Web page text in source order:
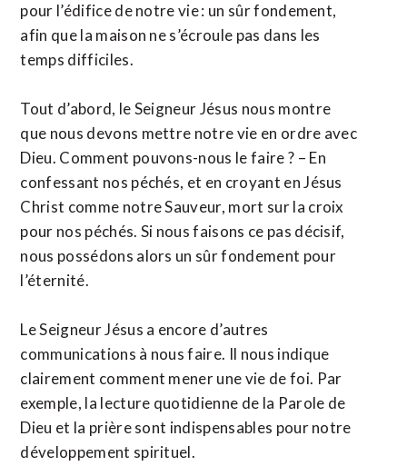
pour l’édifice de notre vie : un sûr fondement,
afin que la maison ne s’écroule pas dans les
temps difficiles.
Tout d’abord, le Seigneur Jésus nous montre
que nous devons mettre notre vie en ordre avec
Dieu. Comment pouvons-nous le faire ? – En
confessant nos péchés, et en croyant en Jésus
Christ comme notre Sauveur, mort sur la croix
pour nos péchés. Si nous faisons ce pas décisif,
nous possédons alors un sûr fondement pour
l’éternité.
Le Seigneur Jésus a encore d’autres
communications à nous faire. Il nous indique
clairement comment mener une vie de foi. Par
exemple, la lecture quotidienne de la Parole de
Dieu et la prière sont indispensables pour notre
développement spirituel.